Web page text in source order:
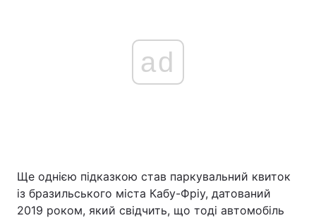
ad
Ще однією підказкою став паркувальний квиток
із бразильського міста Кабу-Фріу, датований
2019 роком, який свідчить, що тоді автомобіль